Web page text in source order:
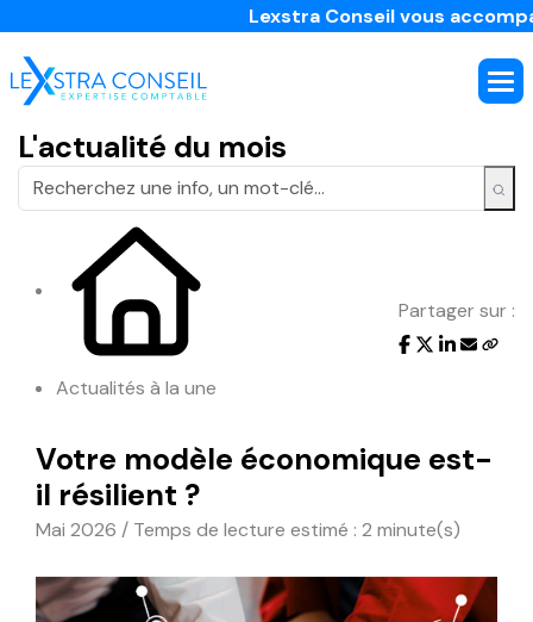
Lexstra Conseil vous
L'actualité du mois
Actualités à la une
Partager sur :
Votre modèle économique est-
il résilient ?
Mai 2026 / Temps de lecture estimé : 2 minute(s)